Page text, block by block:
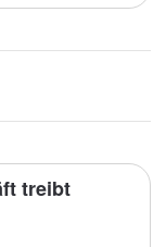
treibt